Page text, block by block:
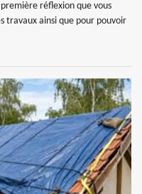
réflexion que vous
travaux ainsi que pour pouvoir